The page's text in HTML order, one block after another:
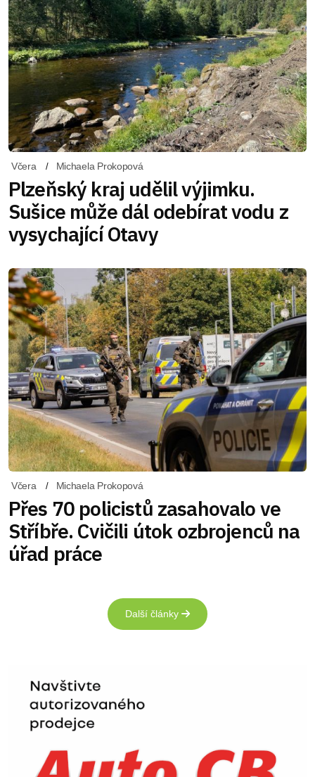
Včera Michaela Prokopová
Plzeňský kraj udělil výjimku.
Sušice může dál odebírat vodu z
vysychající Otavy
Včera Michaela Prokopová
Přes 70 policistů zasahovalo ve
Stříbře. Cvičili útok ozbrojenců na
úřad práce
Další články